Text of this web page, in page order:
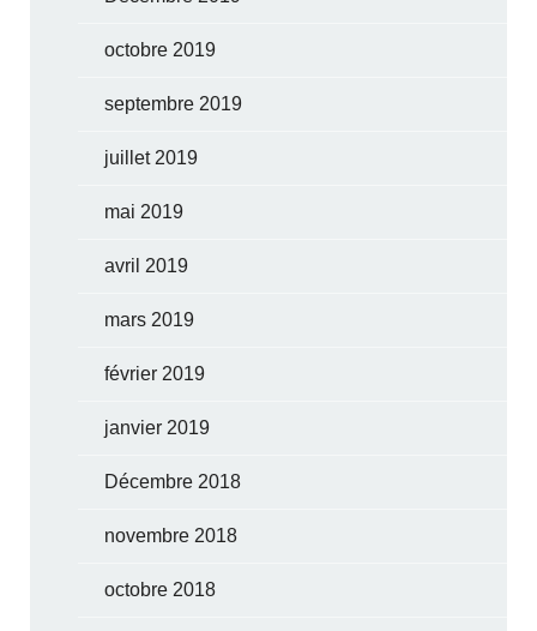
octobre 2019
septembre 2019
juillet 2019
mai 2019
avril 2019
mars 2019
février 2019
janvier 2019
Décembre 2018
novembre 2018
octobre 2018